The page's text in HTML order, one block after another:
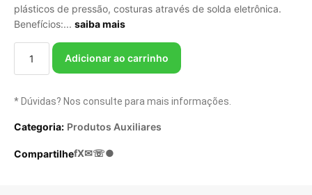
plásticos de pressão, costuras através de solda eletrônica.
Benefícios:... saiba mais
Adicionar ao carrinho
* Dúvidas? Nos consulte para mais informações.
Categoria: Produtos Auxiliares
CompartilhefX✉☏●